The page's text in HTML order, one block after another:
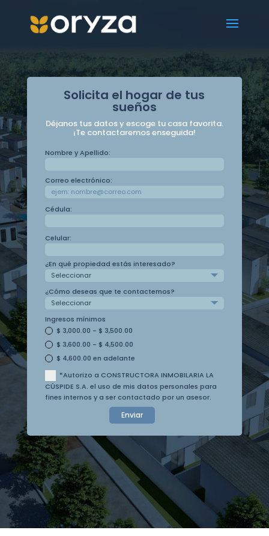
Solicita el hogar de tus
sueños
Déjanos tus datos y escoge tu casa favorita.
¡Te contactaremos enseguida!
Nombre y Apellido:
Correo electrónico:
Cédula:
Celular:
¿En qué propiedad estás interesado?
¿Cómo deseas que te contactemos?
Ingresos mínimos
$ 3,000.00 - $ 3,500.00
$ 3,600.00 - $ 4,500.00
$ 4,600.00 en adelante
*Autorizo a CONSTRUCTORA INMOBILARIA LA
CÚSPIDE S.A. el uso de mis datos personales para
fines internos y a ser contactado por un asesor.
Enviar